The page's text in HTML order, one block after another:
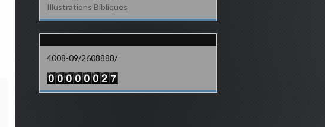
Illustrations Bibliques
4008-09/2608888/